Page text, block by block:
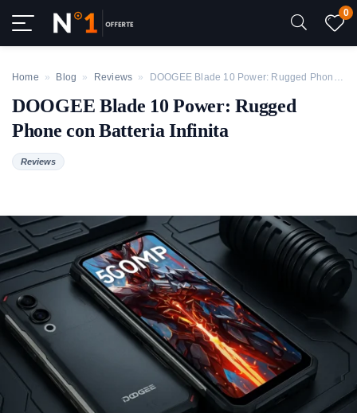
0
Home » Blog » Reviews » DOOGEE Blade 10 Power: Rugged Phone con Batteria Infinita
DOOGEE Blade 10 Power: Rugged
Phone con Batteria Infinita
Reviews